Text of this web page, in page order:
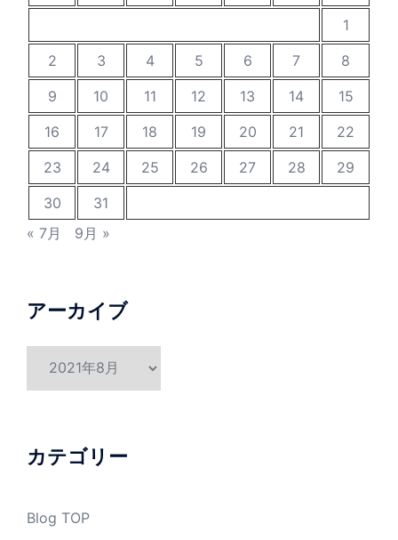
1
2
3 4 5 6 7
8
9
10 11 12 13 14
15
16
17 18 19 20 21
22
23
24 25 26 27 28
29
30
31
« 7月
9月 »
アーカイブ
ブ
カテゴリー
Blog TOP